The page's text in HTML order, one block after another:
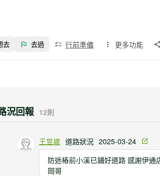
去 去過 行前準備 更多功能
況回報 12則
王昱崴 道路狀況 2025-03-24
防迷樁前小溪已鋪好道路 感謝伊通
岡哥